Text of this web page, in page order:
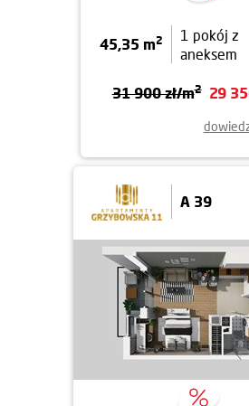
45,35 m2
1 pokój z
aneksem
31 900 zł/m2 29
A 39